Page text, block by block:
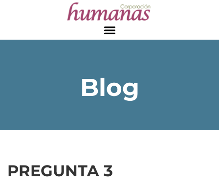
Blog
PREGUNTA 3